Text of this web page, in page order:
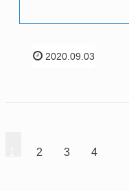
2020.09.03
2 3 4